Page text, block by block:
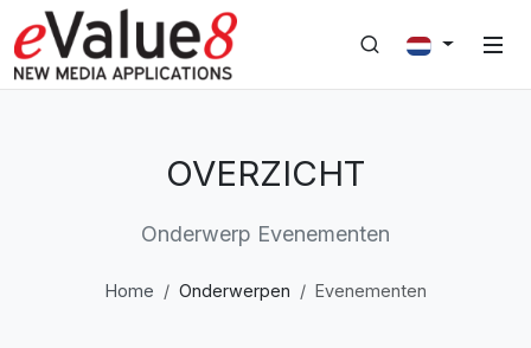
OVERZICHT
Onderwerp Evenementen
Home Onderwerpen Evenementen